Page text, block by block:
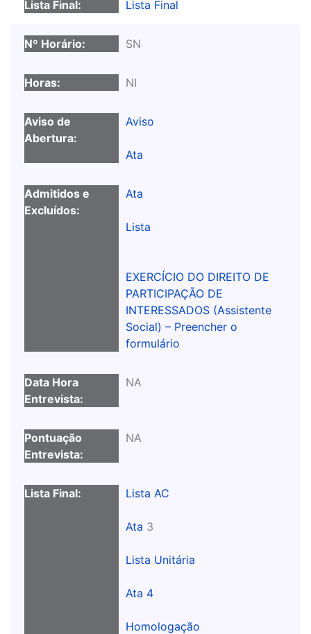
Lista Final
SN
NI
Aviso
Ata
Ata
Lista
EXERCÍCIO DO DIREITO DE
PARTICIPAÇÃO DE
INTERESSADOS (Assistente
Social) – Preencher o
formulário
NA
NA
Lista AC
Ata 3
Lista Unitária
Ata 4
Homologação